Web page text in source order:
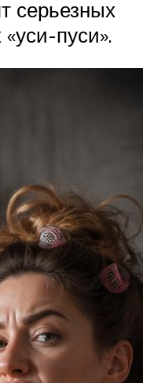
серьезных
пуси».